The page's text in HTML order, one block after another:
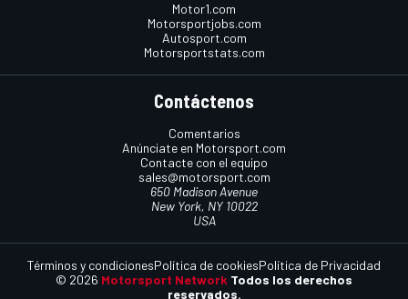
Motor1.com
Motorsportjobs.com
Autosport.com
Motorsportstats.com
Contáctenos
Comentarios
Anúnciate en Motorsport.com
Contacte con el equipo
sales@motorsport.com
650 Madison Avenue
New York, NY 10022
USA
© 2026 Motorsport Network Todos los derechos
reservados.
Términos y condicionesPolítica de cookiesPolítica de Privacidad